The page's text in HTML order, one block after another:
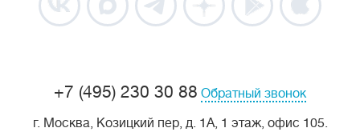
+7 (495) 230 30 88 Обратный звонок
г. Москва, Козицкий пер, д. 1А, 1 этаж, офис 105.